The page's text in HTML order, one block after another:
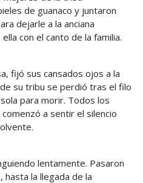
de guanaco y juntaron
dejarle a la anciana
con el canto de la familia.
fijó sus cansados ojos a la
su tribu se perdió tras el filo
para morir. Todos los
a sentir el silencio
lentamente. Pasaron
hasta la llegada de la